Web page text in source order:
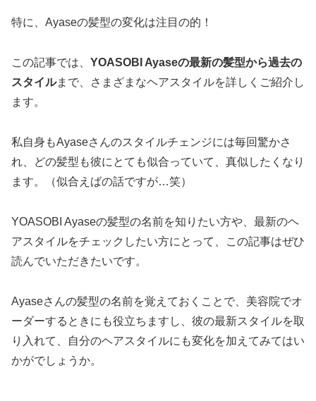
特に、Ayaseの髪型の変化は注目の的！
この記事では、 YOASOBI Ayaseの最新の髪型から過去の
スタイルまで、さまざまなヘアスタイルを詳しくご紹介し
ます。
私自身もAyaseさんのスタイルチェンジには毎回驚かさ
れ、どの髪型も彼にとても似合っていて、真似したくなり
ます。（似合えばの話ですが…笑）
YOASOBI Ayaseの髪型の名前を知りたい方や、最新のヘ
アスタイルをチェックしたい方にとって、この記事はぜひ
読んでいただきたいです。
Ayaseさんの髪型の名前を覚えておくことで、美容院でオ
ーダーするときにも役立ちますし、彼の最新スタイルを取
り入れて、自分のヘアスタイルにも変化を加えてみてはい
かがでしょうか。